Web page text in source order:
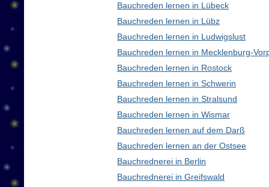
Bauchreden lernen in Lübeck
Bauchreden lernen in Lübz
Bauchreden lernen in Ludwigslust
Bauchreden lernen in Mecklenburg-
Bauchreden lernen in Rostock
Bauchreden lernen in Schwerin
Bauchreden lernen in Stralsund
Bauchreden lernen in Wismar
Bauchreden lernen auf dem Darß
Bauchreden lernen an der Ostsee
Bauchrednerei in Berlin
Bauchrednerei in Greifswald